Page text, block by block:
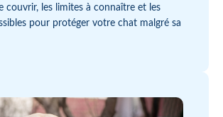
couvrir, les limites à connaître et les
pour protéger votre chat malgré sa